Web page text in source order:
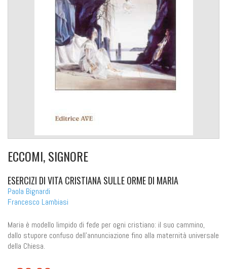
ECCOMI, SIGNORE
ESERCIZI DI VITA CRISTIANA SULLE ORME DI MARIA
Paola Bignardi
Francesco Lambiasi
Maria è modello limpido di fede per ogni cristiano: il suo cammino,
dallo stupore confuso dell'annunciazione fino alla maternità universale
della Chiesa.